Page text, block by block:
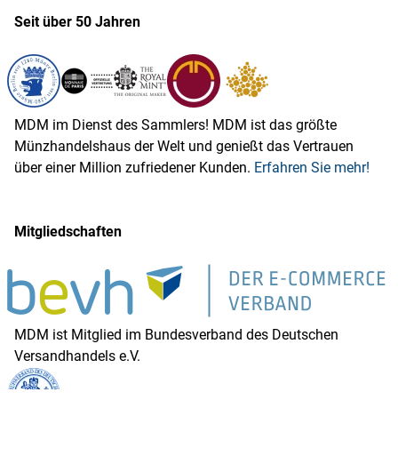
Seit über 50 Jahren
MDM im Dienst des Sammlers! MDM ist das größte
Münzhandelshaus der Welt und genießt das Vertrauen
über einer Million zufriedener Kunden. Erfahren Sie mehr!
Mitgliedschaften
MDM ist Mitglied im Bundesverband des Deutschen
Versandhandels e.V.